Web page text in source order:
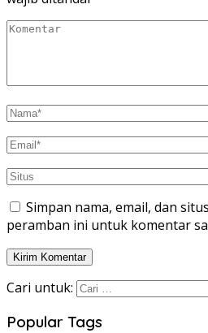
Simpan nama, email, dan
peramban ini untuk komentar
Cari untuk:
Popular Tags